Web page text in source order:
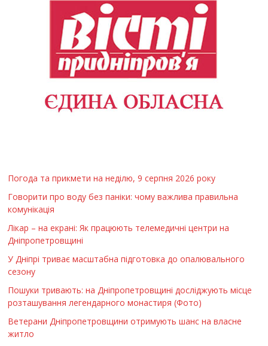
Погода та прикмети на неділю, 9 серпня 2026 року
Говорити про воду без паніки: чому важлива правильна
комунікація
Лікар – на екрані: Як працюють телемедичні центри на
Дніпропетровщині
У Дніпрі триває масштабна підготовка до опалювального
сезону
Пошуки тривають: на Дніпропетровщині досліджують місце
розташування легендарного монастиря (Фото)
Ветерани Дніпропетровщини отримують шанс на власне
житло